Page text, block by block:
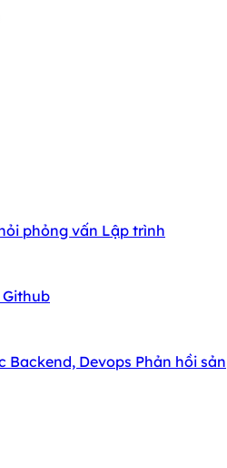
phỏng vấn Lập trình
Github
Backend, Devops Phản hồi sản